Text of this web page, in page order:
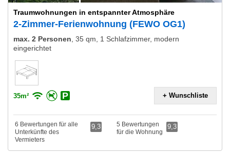
Traumwohnungen in entspannter Atmosphäre
2-Zimmer-Ferienwohnung (FEWO OG1)
max. 2 Personen 35 qm, 1 Schlafzimmer, modern
eingerichtet
35m² + Wunschliste
6 Bewertungen für alle
Unterkünfte des
Vermieters
9,3
5 Bewertungen
für die Wohnung
9,3